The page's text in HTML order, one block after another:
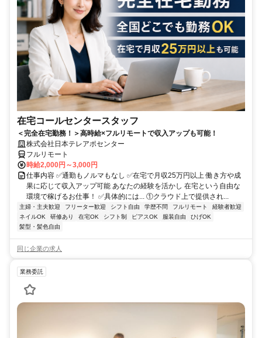
在宅コールセンタースタッフ
＜完全在宅勤務！＞高時給×フルリモートで収入アップも可能！
株式会社日本テレアポセンター
フルリモート
時給2,000円～3,000円
仕事内容 ✅通勤もノルマもなし ✅在宅で月収25万円以上 働き方や成
果に応じて収入アップ可能 あなたの経験を活かし 在宅という自由な
環境で稼げるお仕事！ ✅具体的には... ①クラウド上で提供され...
主婦・主夫歓迎 フリーター歓迎 シフト自由 学歴不問 フルリモート
経験者歓迎
ネイルOK
研修あり 在宅OK シフト制 ピアスOK 服装自由
ひげOK
髪型・髪色自由
同じ企業の求人
業務委託